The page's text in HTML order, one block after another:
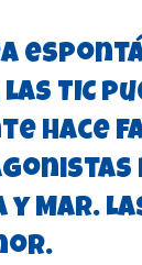
las TIC
hace
y Mar.